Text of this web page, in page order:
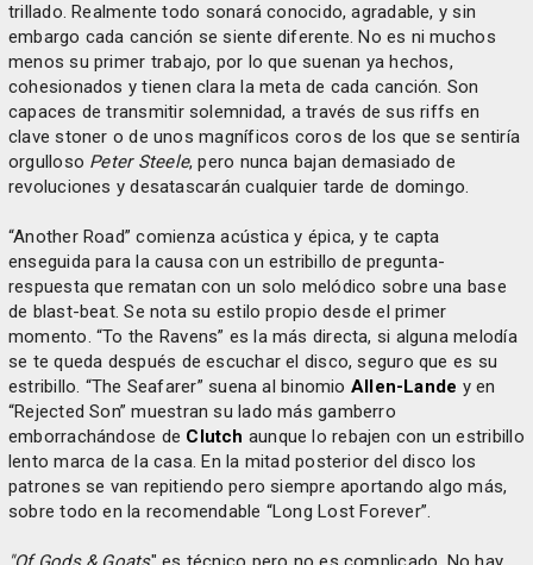
trillado. Realmente todo sonará conocido, agradable, y sin
embargo cada canción se siente diferente. No es ni muchos
menos su primer trabajo, por lo que suenan ya hechos,
cohesionados y tienen clara la meta de cada canción. Son
capaces de transmitir solemnidad, a través de sus riffs en
clave stoner o de unos magníficos coros de los que se sentiría
orgulloso Peter Steele, pero nunca bajan demasiado de
revoluciones y desatascarán cualquier tarde de domingo.
“Another Road” comienza acústica y épica, y te capta
enseguida para la causa con un estribillo de pregunta-
respuesta que rematan con un solo melódico sobre una base
de blast-beat. Se nota su estilo propio desde el primer
momento. “To the Ravens” es la más directa, si alguna melodía
se te queda después de escuchar el disco, seguro que es su
estribillo. “The Seafarer” suena al binomio Allen-Lande y en
“Rejected Son” muestran su lado más gamberro
emborrachándose de Clutch aunque lo rebajen con un estribillo
lento marca de la casa. En la mitad posterior del disco los
patrones se van repitiendo pero siempre aportando algo más,
sobre todo en la recomendable “Long Lost Forever”.